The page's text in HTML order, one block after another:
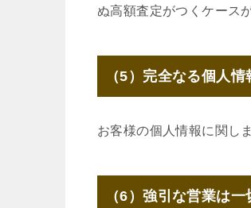
ぬ高額査定がつくケース
（5）完全なる個人情
お客様の個人情報に関し
（6）強引な営業は一